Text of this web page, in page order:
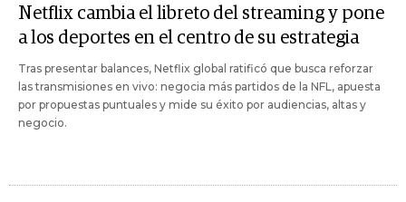
Netflix cambia el libreto del streaming y pone
a los deportes en el centro de su estrategia
Tras presentar balances, Netflix global ratificó que busca reforzar
las transmisiones en vivo: negocia más partidos de la NFL, apuesta
por propuestas puntuales y mide su éxito por audiencias, altas y
negocio.